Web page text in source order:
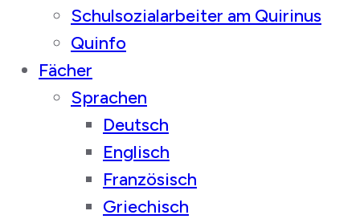
Schulsozialarbeiter am Quirinus
Quinfo
Fächer
Sprachen
Deutsch
Englisch
Französisch
Griechisch